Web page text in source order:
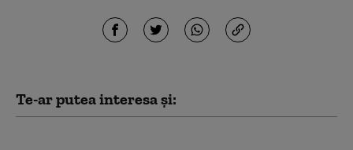
Te-ar putea interesa și: